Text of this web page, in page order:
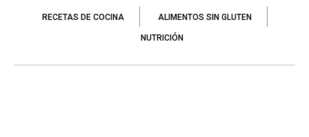
RECETAS DE COCINA ALIMENTOS SIN GLUTEN
NUTRICIÓN